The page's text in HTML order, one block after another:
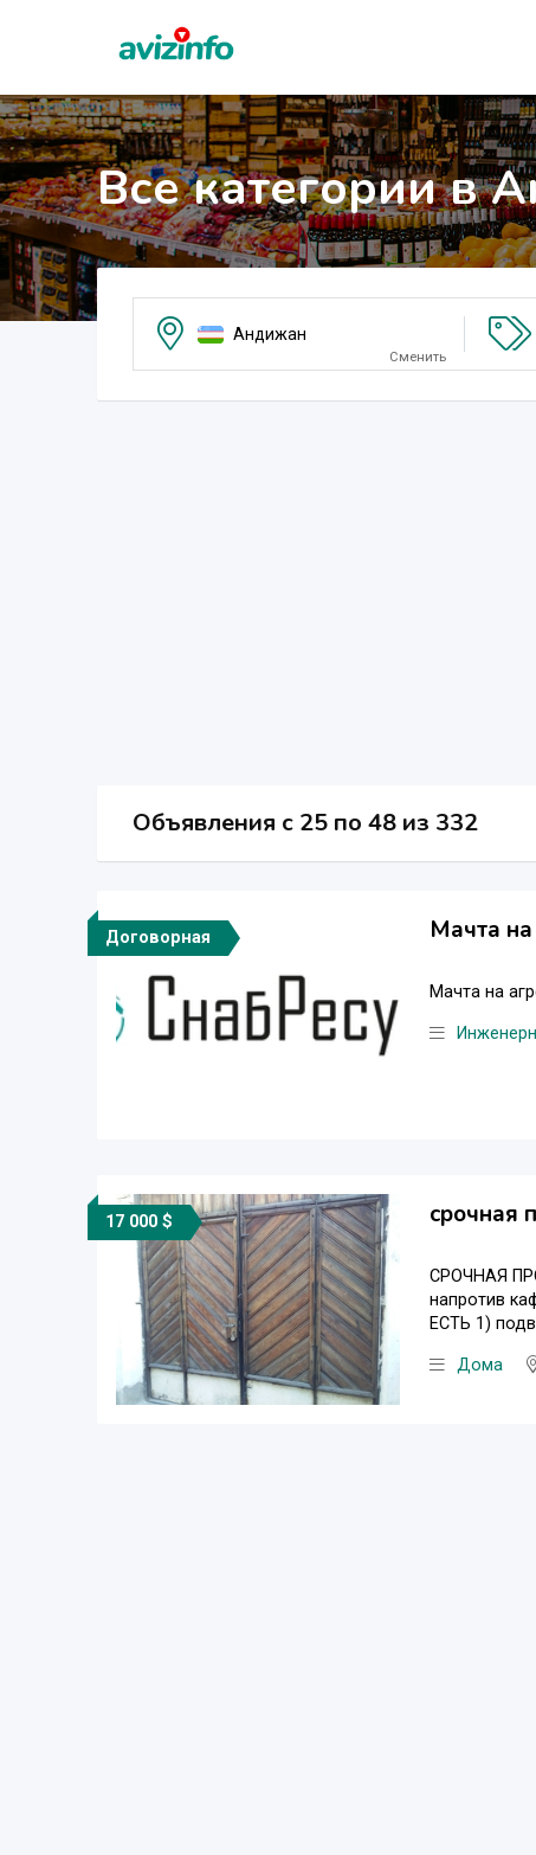
Все категории в
Андижан
Сменить
Объявления c 25 по 48 из 332
Договорная Мачта
Мачта на
17 000 $ срочная
СРОЧНАЯ
напротив
ЕСТЬ 1)
Дома